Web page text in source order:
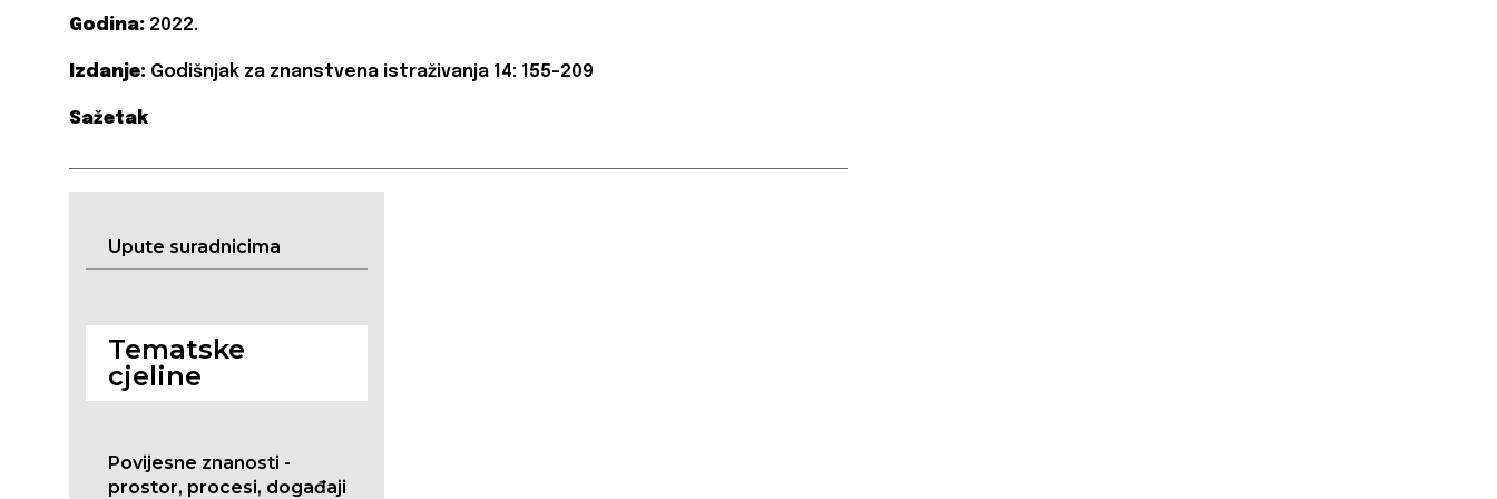
Godina: 2022.
Izdanje: Godišnjak za znanstvena istraživanja 14: 155-209
Sažetak
Upute suradnicima
Tematske
cjeline
Povijesne znanosti -
prostor, procesi, događaji